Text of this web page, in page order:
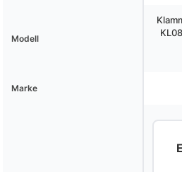
Modell
Marke